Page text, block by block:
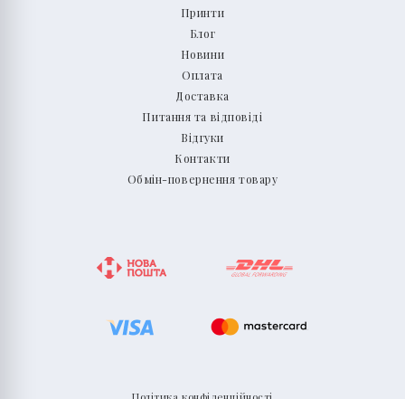
Принти
Блог
Новини
Оплата
Доставка
Питання та відповіді
Відгуки
Контакти
Обмін-повернення товару